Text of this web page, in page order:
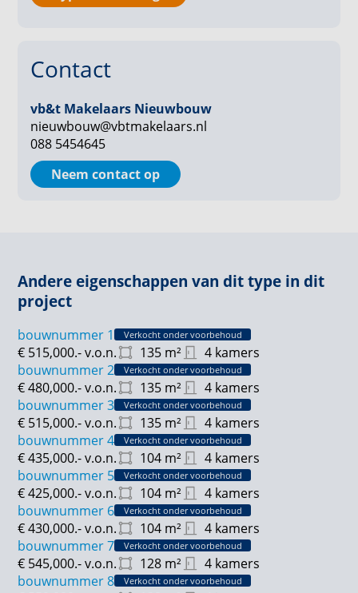
waardoor de nieuwbouw naadloos aansluit op het
Contact
vb&t Makelaars Nieuwbouw
nieuwbouw@vbtmakelaars.nl
088 5454645
Neem contact op
Andere eigenschappen van dit type in dit
project
bouwnummer 1 Verkocht onder voorbehoud
135 m² 4 kamers
€ 515,000.-v.o.n.
bouwnummer 2
Verkocht onder voorbehoud
135 m² 4 kamers
€ 480,000.-v.o.n.
bouwnummer 3
Verkocht onder voorbehoud
135 m² 4 kamers
€ 515,000.-v.o.n.
bouwnummer 4
Verkocht onder voorbehoud
104 m² 4 kamers
€ 435,000.-v.o.n.
bouwnummer 5
Verkocht onder voorbehoud
104 m² 4 kamers
€ 425,000.-v.o.n.
bouwnummer 6
Verkocht onder voorbehoud
104 m² 4 kamers
€ 430,000.-v.o.n.
bouwnummer 7
Verkocht onder voorbehoud
128 m² 4 kamers
€ 545,000.-v.o.n.
bouwnummer 8
Verkocht onder voorbehoud